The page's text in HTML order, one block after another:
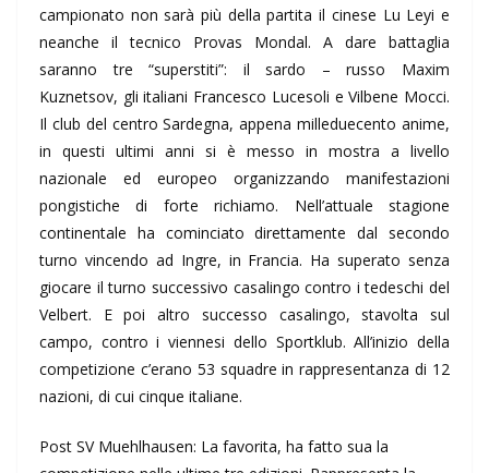
campionato non sarà più della partita il cinese Lu Leyi e
neanche il tecnico Provas Mondal. A dare battaglia
saranno tre “superstiti”: il sardo – russo Maxim
Kuznetsov, gli italiani Francesco Lucesoli e Vilbene Mocci.
Il club del centro Sardegna, appena milleduecento anime,
in questi ultimi anni si è messo in mostra a livello
nazionale ed europeo organizzando manifestazioni
pongistiche di forte richiamo. Nell’attuale stagione
continentale ha cominciato direttamente dal secondo
turno vincendo ad Ingre, in Francia. Ha superato senza
giocare il turno successivo casalingo contro i tedeschi del
Velbert. E poi altro successo casalingo, stavolta sul
campo, contro i viennesi dello Sportklub. All’inizio della
competizione c’erano 53 squadre in rappresentanza di 12
nazioni, di cui cinque italiane.
Post SV Muehlhausen: La favorita, ha fatto sua la